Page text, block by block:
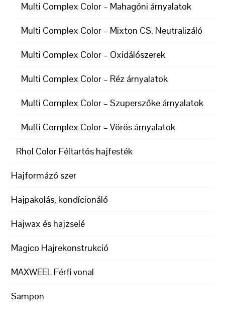
Multi Complex Color – Mahagóni árnyalatok
Multi Complex Color – Mixton CS. Neutralizáló
Multi Complex Color – Oxidálószerek
Multi Complex Color – Réz árnyalatok
Multi Complex Color – Szuperszőke árnyalatok
Multi Complex Color – Vörös árnyalatok
Rhol Color Féltartós hajfesték
Hajformázó szer
Hajpakolás, kondícionáló
Hajwax és hajzselé
Magico Hajrekonstrukció
MAXWEEL Férfi vonal
Sampon